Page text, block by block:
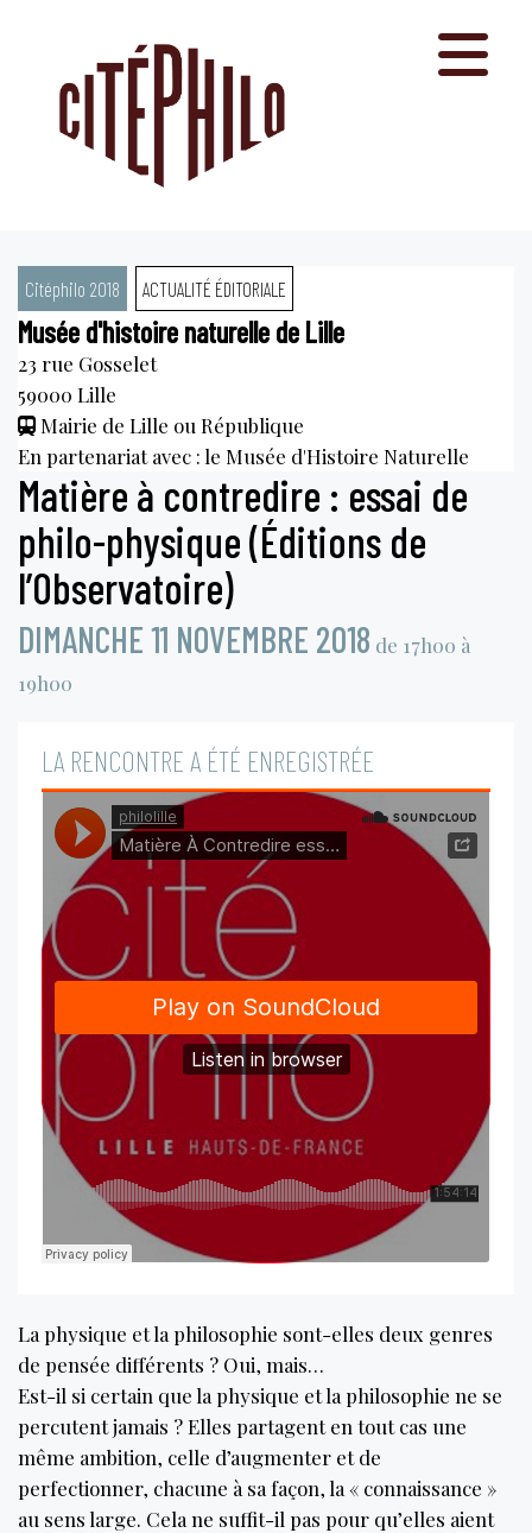
Citéphilo 2018 ACTUALITÉ ÉDITORIALE
Musée d'histoire naturelle de Lille
23 rue Gosselet
59000 Lille
Mairie de Lille ou République
En partenariat avec : le Musée d'Histoire Naturelle
Matière à contredire : essai de
philo-physique (Éditions de
l’Observatoire)
DIMANCHE 11 NOVEMBRE 2018 de 17h00 à
19h00
LA RENCONTRE A ÉTÉ ENREGISTRÉE
La physique et la philosophie sont-elles deux genres
de pensée différents ? Oui, mais…
Est-il si certain que la physique et la philosophie ne se
percutent jamais ? Elles partagent en tout cas une
même ambition, celle d’augmenter et de
perfectionner, chacune à sa façon, la « connaissance »
au sens large. Cela ne suffit-il pas pour qu’elles aient